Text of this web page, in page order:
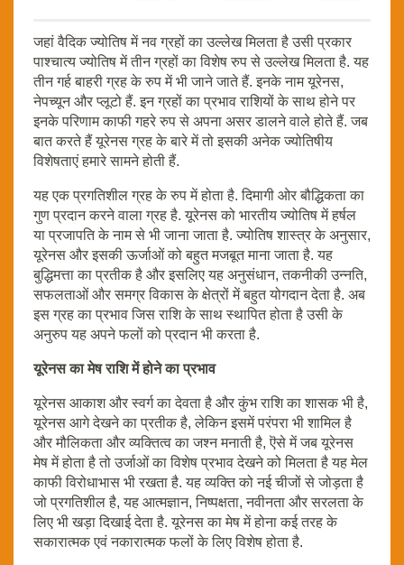
जहां वैदिक ज्योतिष में नव ग्रहों का उल्लेख मिलता है उसी प्रकार
पाश्चात्य ज्योतिष में तीन ग्रहों का विशेष रुप से उल्लेख मिलता है. यह
तीन गर्ह बाहरी ग्रह के रुप में भी जाने जाते हैं. इनके नाम यूरेनस,
नेपच्यून और प्लूटो हैं. इन ग्रहों का प्रभाव राशियों के साथ होने पर
इनके परिणाम काफी गहरे रुप से अपना असर डालने वाले होते हैं. जब
बात करते हैं यूरेनस ग्रह के बारे में तो इसकी अनेक ज्योतिषीय
विशेषताएं हमारे सामने होती हैं.
यह एक प्रगतिशील ग्रह के रुप में होता है. दिमागी ओर बौद्धिकता का
गुण प्रदान करने वाला ग्रह है. यूरेनस को भारतीय ज्योतिष में हर्षल
या प्रजापति के नाम से भी जाना जाता है. ज्योतिष शास्त्र के अनुसार,
यूरेनस और इसकी ऊर्जाओं को बहुत मजबूत माना जाता है. यह
बुद्धिमत्ता का प्रतीक है और इसलिए यह अनुसंधान, तकनीकी उन्नति,
सफलताओं और समग्र विकास के क्षेत्रों में बहुत योगदान देता है. अब
इस ग्रह का प्रभाव जिस राशि के साथ स्थापित होता है उसी के
अनुरुप यह अपने फलों को प्रदान भी करता है.
यूरेनस का मेष राशि में होने का प्रभाव
यूरेनस आकाश और स्वर्ग का देवता है और कुंभ राशि का शासक भी है,
यूरेनस आगे देखने का प्रतीक है, लेकिन इसमें परंपरा भी शामिल है
और मौलिकता और व्यक्तित्व का जश्न मनाती है, ऎसे में जब यूरेनस
मेष में होता है तो उर्जाओं का विशेष प्रभाव देखने को मिलता है यह मेल
काफी विरोधाभास भी रखता है. यह व्यक्ति को नई चीजों से जोड़ता है
जो प्रगतिशील है, यह आत्मज्ञान, निष्पक्षता, नवीनता और सरलता के
लिए भी खड़ा दिखाई देता है. यूरेनस का मेष में होना कई तरह के
सकारात्मक एवं नकारात्मक फलों के लिए विशेष होता है.